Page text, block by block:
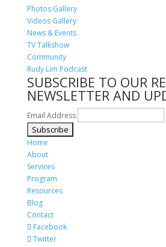
Photos Gallery
Videos Gallery
News & Events
TV Talkshow
Community
Rudy Lim Podcast
SUBSCRIBE TO OUR
NEWSLETTER AND
Email Address
Home
About
Services
Program
Resources
Blog
Contact
Facebook
Twitter